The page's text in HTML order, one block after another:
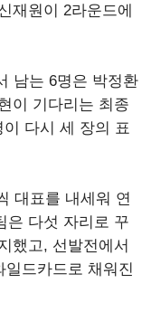
재원이 2라운드에
남는 6명은 박정환
이 기다리는 최종
다시 세 장의 표
대표를 내세워 연
은 다섯 자리로 꾸
했고, 선발전에서
드카드로 채워진